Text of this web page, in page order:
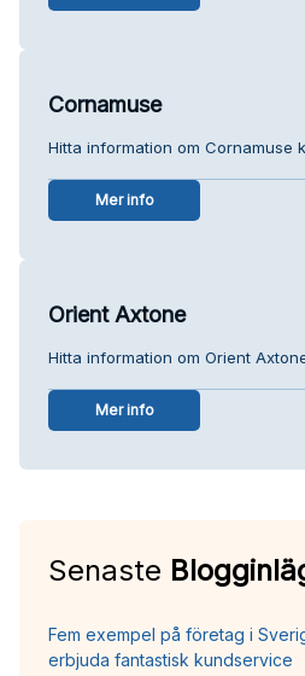
Cornamuse
Hitta information om Cornamuse
Mer info
Orient Axtone
Hitta information om Orient
Mer info
Senaste
Fem exempel på företag i
erbjuda fantastisk kundservice